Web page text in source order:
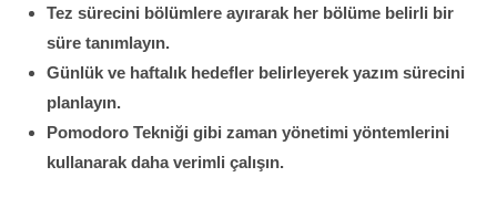
Tez sürecini bölümlere ayırarak her bölüme belirli bir
süre tanımlayın.
Günlük ve haftalık hedefler belirleyerek yazım sürecini
planlayın.
Pomodoro Tekniği gibi zaman yönetimi yöntemlerini
kullanarak daha verimli çalışın.